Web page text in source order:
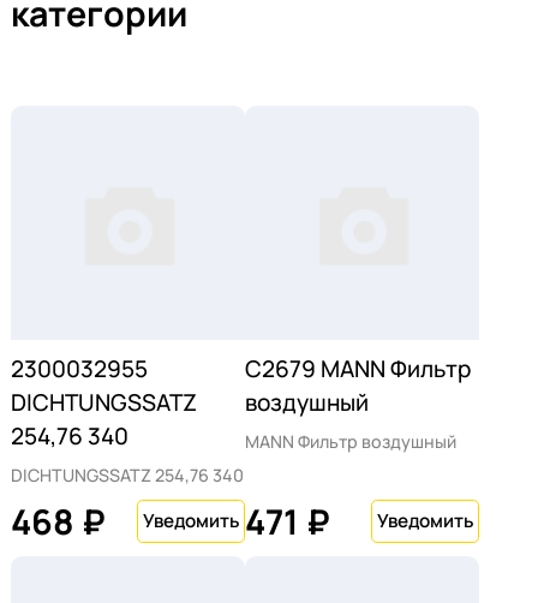
категории
2300032955
DICHTUNGSSATZ
254,76 340
DICHTUNGSSATZ 254,76 340
468 ₽
C2679 MANN Фильтр
воздушный
MANN Фильтр воздушный
471 ₽